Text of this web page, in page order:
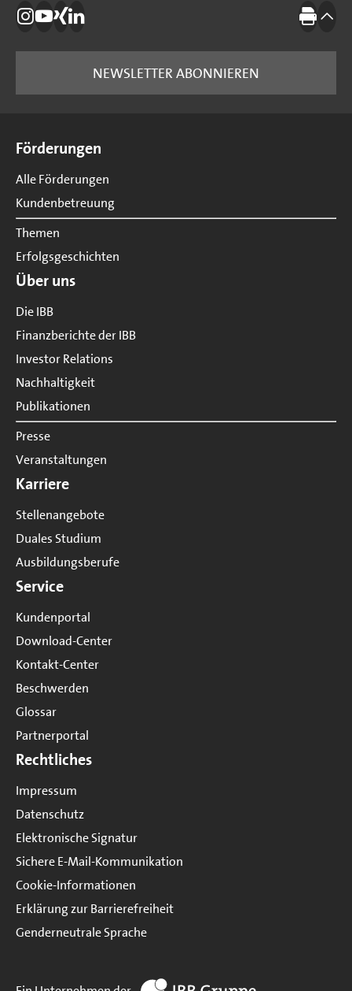
Die IBB auf Instagram
Die IBB auf YouTube
Die IBB auf Xing
Die IBB auf LinkedIn Drucken
NEWSLETTER ABONNIEREN
Förderungen
Alle Förderungen
Kundenbetreuung
Themen
Erfolgsgeschichten
Über uns
Die IBB
Finanzberichte der IBB
Investor Relations
Nachhaltigkeit
Publikationen
Presse
Veranstaltungen
Karriere
Stellenangebote
Duales Studium
Ausbildungsberufe
Service
Kundenportal
Download-Center
Kontakt-Center
Beschwerden
Glossar
Partnerportal
Rechtliches
Impressum
Datenschutz
Elektronische Signatur
Sichere E-Mail-Kommunikation
Cookie-Informationen
Erklärung zur Barrierefreiheit
Genderneutrale Sprache
zur Website IBB Gruppe